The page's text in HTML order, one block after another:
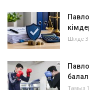
Шілде
Тамыз